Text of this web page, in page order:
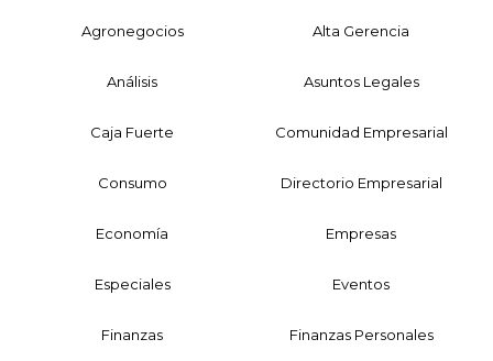
Agronegocios Alta Gerencia
Análisis Asuntos Legales
Caja Fuerte Comunidad Empresarial
Consumo Directorio Empresarial
Economía Empresas
Especiales Eventos
Finanzas Finanzas Personales